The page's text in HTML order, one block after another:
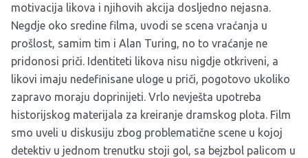
motivacija likova i njihovih akcija dosljedno nejasna.
Negdje oko sredine filma, uvodi se scena vraćanja u
prošlost, samim tim i Alan Turing, no to vraćanje ne
pridonosi priči. Identiteti likova nisu nigdje otkriveni, a
likovi imaju nedefinisane uloge u priči, pogotovo ukoliko
zapravo moraju doprinijeti. Vrlo nevješta upotreba
historijskog materijala za kreiranje dramskog plota. Film
smo uveli u diskusiju zbog problematične scene u kojoj
detektiv u jednom trenutku stoji gol, sa bejzbol palicom u